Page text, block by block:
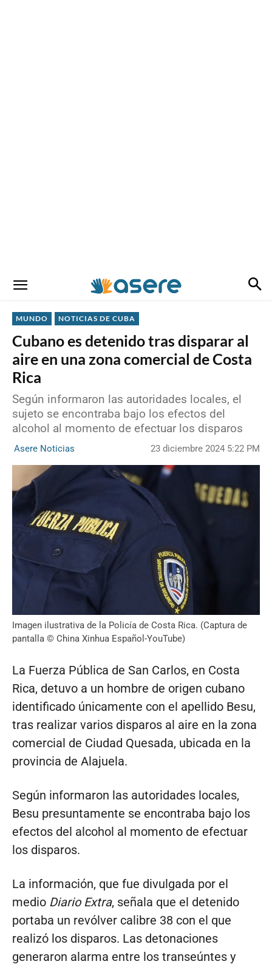
MUNDO NOTICIAS DE CUBA
Cubano es detenido tras disparar al
aire en una zona comercial de Costa
Rica
Según informaron las autoridades locales, el
sujeto se encontraba bajo los efectos del
alcohol al momento de efectuar los disparos
Asere Noticias 23 diciembre 2024 5:22 PM
Imagen ilustrativa de la Policía de Costa Rica. (Captura de
pantalla © China Xinhua Español-YouTube)
La Fuerza Pública de San Carlos, en Costa
Rica, detuvo a un hombre de origen cubano
identificado únicamente con el apellido Besu,
tras realizar varios disparos al aire en la zona
comercial de Ciudad Quesada, ubicada en la
provincia de Alajuela.
Según informaron las autoridades locales,
Besu presuntamente se encontraba bajo los
efectos del alcohol al momento de efectuar
los disparos.
La información, que fue divulgada por el
medio Diario Extra, señala que el detenido
portaba un revólver calibre 38 con el que
realizó los disparos. Las detonaciones
generaron alarma entre los transeúntes y